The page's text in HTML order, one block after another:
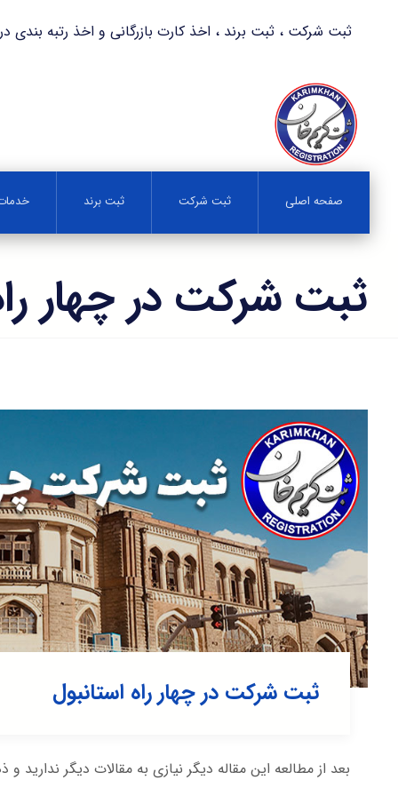
ثبت شرکت ، ثبت برند ، اخذ کارت بازرگانی و اخذ رتبه بندی در کمترین
صفحه اصلی ثبت شرکت ثبت برند
ثبت شرکت در چهار
ثبت شرکت در چهار راه استانبول
بعد از مطالعه این مقاله دیگر نیازی به مقالات دیگر ندارید